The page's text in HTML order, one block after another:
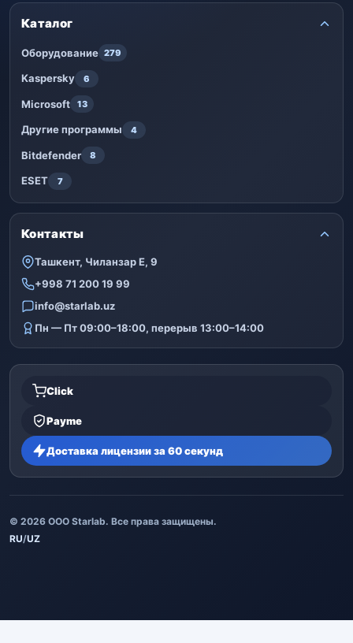
Каталог
Оборудование 279
Kaspersky 6
Microsoft 13
Другие программы 4
Bitdefender 8
ESET 7
Контакты
Ташкент, Чиланзар Е, 9
+998 71 200 19 99
info@starlab.uz
Пн — Пт 09:00–18:00, перерыв 13:00–14:00
Click
Payme
Доставка лицензии за 60 секунд
© 2026 ООО Starlab. Все права защищены.
RU/UZ